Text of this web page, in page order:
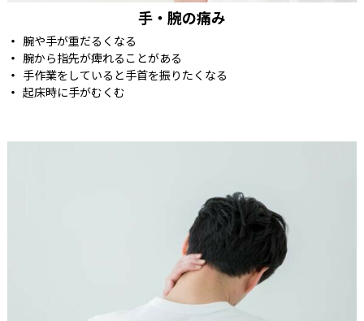
手・腕の痛み
腕や手が重だるくなる
腕から指先が痺れることがある
手作業をしていると手首を振りたくなる
起床時に手がむくむ